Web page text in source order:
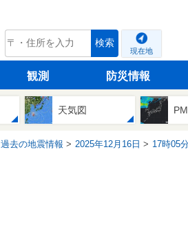
tenki.jp 検索
現在地
観測 防災情報
天気図
過去の地震情報 2025年12月16日 17時05